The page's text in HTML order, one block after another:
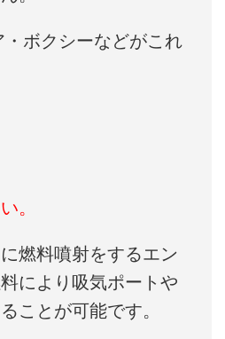
・ボクシーなどがこれ
。
燃料噴射をするエン
により吸気ポートや
ことが可能です。